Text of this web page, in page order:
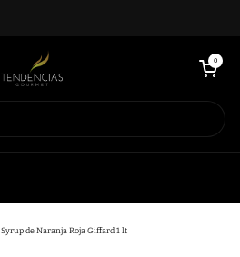
Abrir carrito
0
Syrup de Naranja Roja Giffard 1 lt